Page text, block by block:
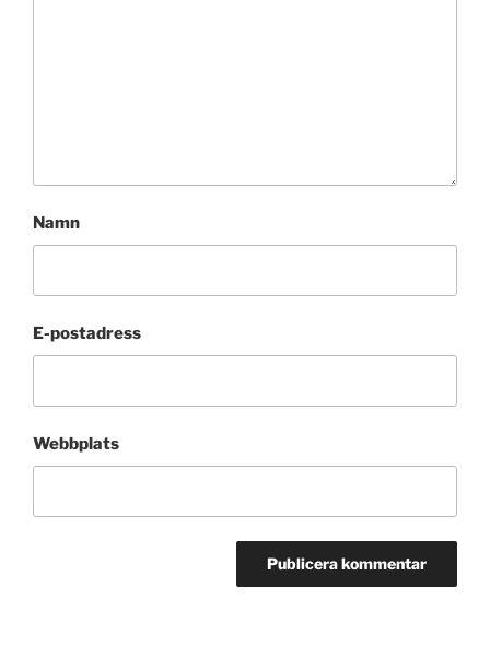
Namn
E-postadress
Webbplats